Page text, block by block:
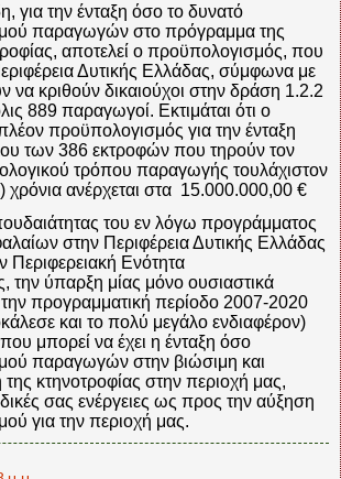
για την ένταξη όσο το δυνατό
παραγωγών στο πρόγραμμα της
αποτελεί ο προϋπολογισμός, που
Δυτικής Ελλάδας, σύμφωνα με
να κριθούν δικαιούχοι στην δράση 1.2.2
889 παραγωγοί. Εκτιμάται ότι ο
προϋπολογισμός για την ένταξη
των 386 εκτροφών που τηρούν τον
τρόπου παραγωγής τουλάχιστον
χρόνια ανέρχεται στα 15.000.000,00 €
του εν λόγω προγράμματος
στην Περιφέρεια Δυτικής Ελλάδας
Περιφερειακή Ενότητα
την ύπαρξη μίας μόνο ουσιαστικά
προγραμματική περίοδο 2007-2020
και το πολύ μεγάλο ενδιαφέρον)
μπορεί να έχει η ένταξη όσο
παραγωγών στην βιώσιμη και
κτηνοτροφίας στην περιοχή μας,
σας ενέργειες ως προς την αύξηση
για την περιοχή μας.